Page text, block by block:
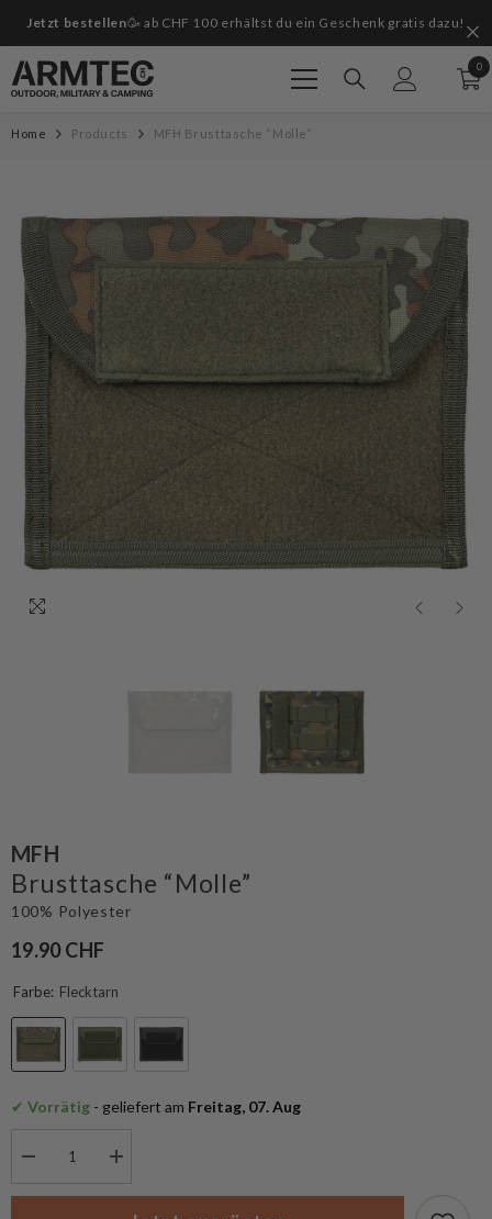
Jetzt bestellen🥳 ab CHF 100 erhältst du ein Geschenk gratis dazu!
00
Home Products MFH Brusttasche “Molle”
MFH
Brusttasche “Molle”
100% Polyester
19.90 CHF
Farbe: Flecktarn
✔ Vorrätig - geliefert am Freitag, 07. Aug
für
Menge
für
MFH